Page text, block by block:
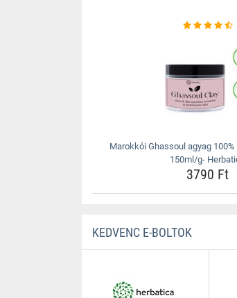
Marokkói Ghassoul agyag
150ml/g-
3790 Ft
KEDVENC E-BOLTOK